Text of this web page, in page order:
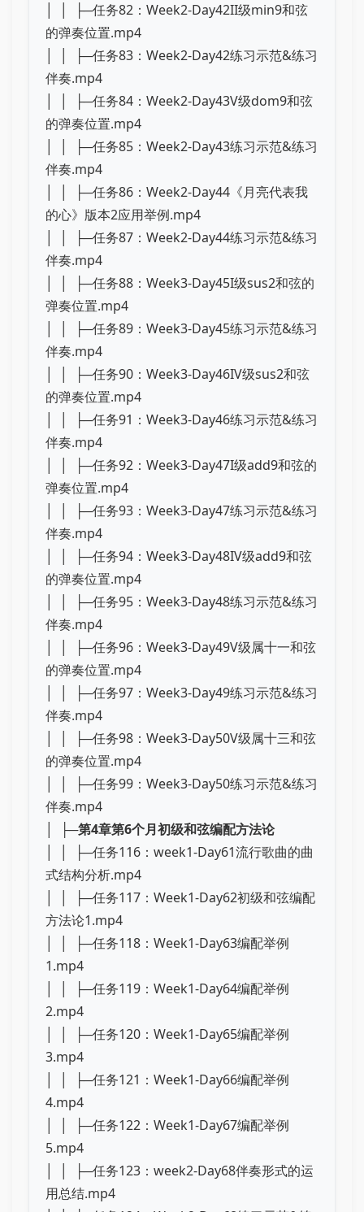
│ │ ├─任务82：Week2-Day42II级min9和弦
的弹奏位置.mp4
│ │ ├─任务83：Week2-Day42练习示范&练习
伴奏.mp4
│ │ ├─任务84：Week2-Day43V级dom9和弦
的弹奏位置.mp4
│ │ ├─任务85：Week2-Day43练习示范&练习
伴奏.mp4
│ │ ├─任务86：Week2-Day44《月亮代表我
的心》版本2应用举例.mp4
│ │ ├─任务87：Week2-Day44练习示范&练习
伴奏.mp4
│ │ ├─任务88：Week3-Day45I级sus2和弦的
弹奏位置.mp4
│ │ ├─任务89：Week3-Day45练习示范&练习
伴奏.mp4
│ │ ├─任务90：Week3-Day46IV级sus2和弦
的弹奏位置.mp4
│ │ ├─任务91：Week3-Day46练习示范&练习
伴奏.mp4
│ │ ├─任务92：Week3-Day47I级add9和弦的
弹奏位置.mp4
│ │ ├─任务93：Week3-Day47练习示范&练习
伴奏.mp4
│ │ ├─任务94：Week3-Day48IV级add9和弦
的弹奏位置.mp4
│ │ ├─任务95：Week3-Day48练习示范&练习
伴奏.mp4
│ │ ├─任务96：Week3-Day49V级属十一和弦
的弹奏位置.mp4
│ │ ├─任务97：Week3-Day49练习示范&练习
伴奏.mp4
│ │ ├─任务98：Week3-Day50V级属十三和弦
的弹奏位置.mp4
│ │ ├─任务99：Week3-Day50练习示范&练习
伴奏.mp4
│ ├─第4章第6个月初级和弦编配方法论
│ │ ├─任务116：week1-Day61流行歌曲的曲
式结构分析.mp4
│ │ ├─任务117：Week1-Day62初级和弦编配
方法论1.mp4
│ │ ├─任务118：Week1-Day63编配举例
1.mp4
│ │ ├─任务119：Week1-Day64编配举例
2.mp4
│ │ ├─任务120：Week1-Day65编配举例
3.mp4
│ │ ├─任务121：Week1-Day66编配举例
4.mp4
│ │ ├─任务122：Week1-Day67编配举例
5.mp4
│ │ ├─任务123：week2-Day68伴奏形式的运
用总结.mp4